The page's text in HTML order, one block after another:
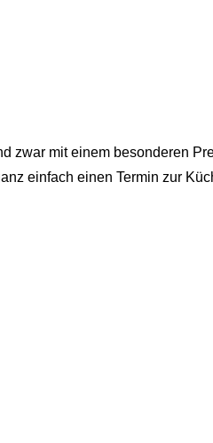
zwar mit einem besonderen
einfach einen Termin zur